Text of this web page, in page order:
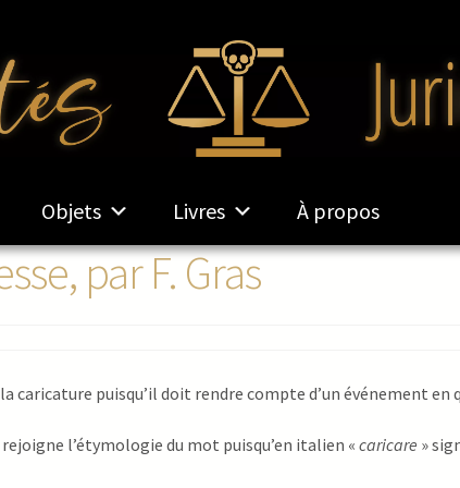
Objets Livres À propos
par F. Gras
caricature puisqu’il doit rendre compte d’un événement
l’étymologie du mot puisqu’en italien «caricare »